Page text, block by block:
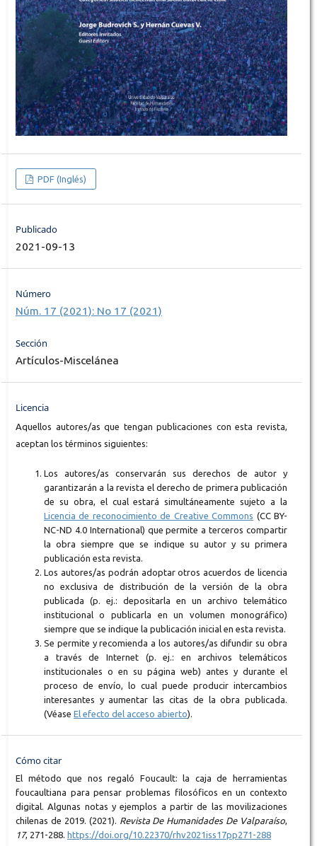
PDF (Inglés)
Publicado
2021-09-13
Número
Núm. 17 (2021): No 17 (2021)
Sección
Artículos-Miscelánea
Licencia
Aquellos autores/as que tengan publicaciones con esta revista,
aceptan los términos siguientes:
Los autores/as conservarán sus derechos de autor y
garantizarán a la revista el derecho de primera publicación
de su obra, el cual estará simultáneamente sujeto a la
Licencia de reconocimiento de Creative Commons (CC BY-
NC-ND 4.0 International) que permite a terceros compartir
la obra siempre que se indique su autor y su primera
publicación esta revista.
Los autores/as podrán adoptar otros acuerdos de licencia
no exclusiva de distribución de la versión de la obra
publicada (p. ej.: depositarla en un archivo telemático
institucional o publicarla en un volumen monográfico)
siempre que se indique la publicación inicial en esta revista.
Se permite y recomienda a los autores/as difundir su obra
a través de Internet (p. ej.: en archivos telemáticos
institucionales o en su página web) antes y durante el
proceso de envío, lo cual puede producir intercambios
interesantes y aumentar las citas de la obra publicada.
(Véase El efecto del acceso abierto).
Cómo citar
El método que nos regaló Foucault: la caja de herramientas
foucaultiana para pensar problemas filosóficos en un contexto
digital. Algunas notas y ejemplos a partir de las movilizaciones
chilenas de 2019. (2021).
Revista De Humanidades De Valparaíso
17, 271-288. https://doi.org/10.22370/rhv2021iss17pp271-288